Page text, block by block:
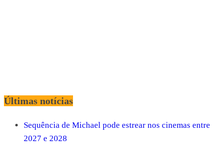
Últimas notícias
Sequência de Michael pode estrear nos cinemas entre
2027 e 2028